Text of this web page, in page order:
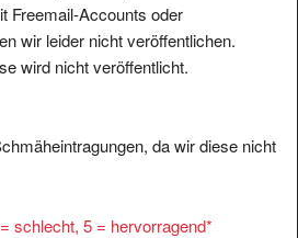
Freemail-Accounts oder
wir leider nicht veröffentlichen.
wird nicht veröffentlicht.
da wir diese nicht
schlecht, 5 = hervorragend*